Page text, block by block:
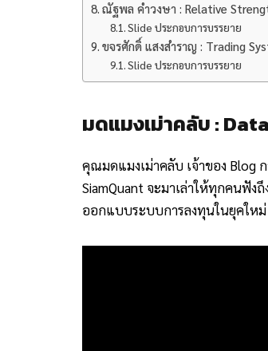
ณัฐพล คำวงษา : Relative
Slide ประกอบการบรรยาย
ขจรศักดิ์ แสงสำราญ : Trading
Slide ประกอบการบรรยาย
มดแมงเม่าคลับ :
คุณมดแมงเม่าคลับ เจ้าของ Blog
SiamQuant จะมาเล่าให้ทุกคนฟั
ออกแบบระบบการลงทุนในยุคใหม่